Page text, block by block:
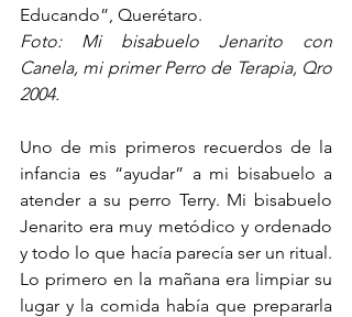
Educando”, Querétaro.
Foto: Mi bisabuelo Jenarito con
Canela, mi primer Perro de Terapia, Qro
2004.
Uno de mis primeros recuerdos de la
infancia es “ayudar” a mi bisabuelo a
atender a su perro Terry. Mi bisabuelo
Jenarito era muy metódico y ordenado
y todo lo que hacía parecía ser un ritual.
Lo primero en la mañana era limpiar su
lugar y la comida había que prepararla